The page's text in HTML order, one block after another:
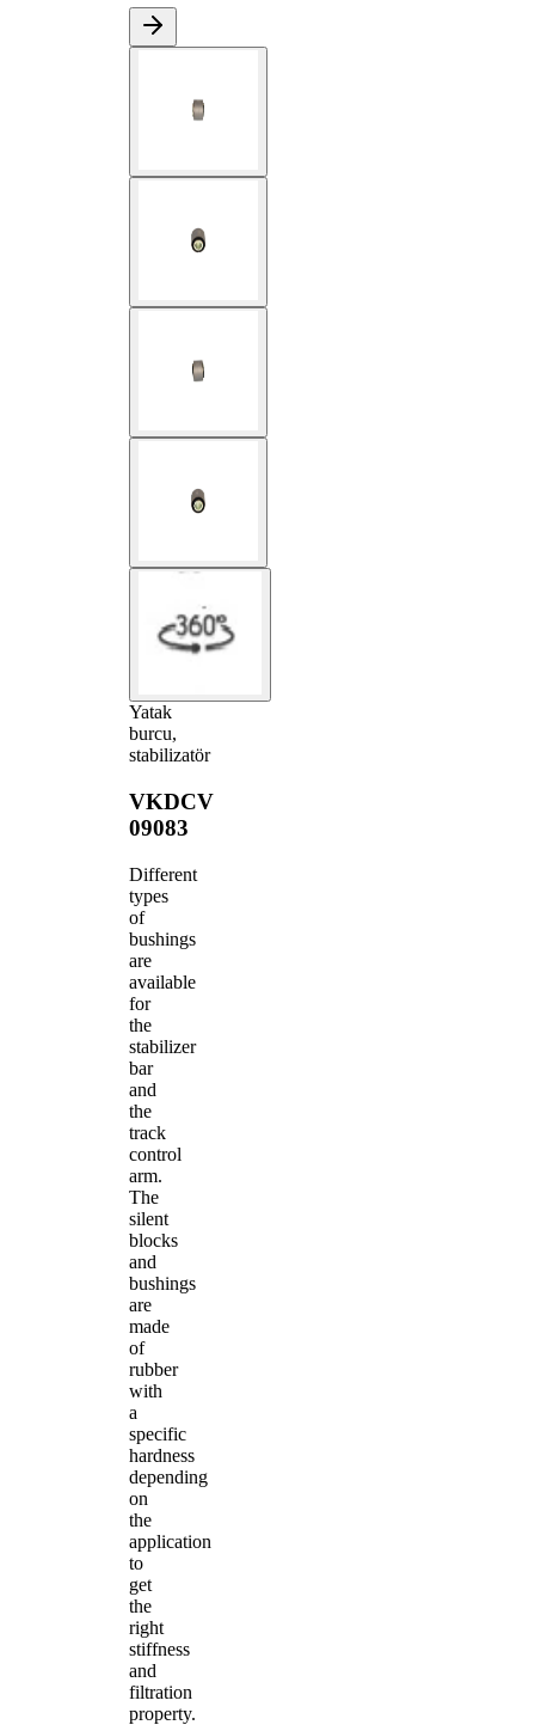
Yatak
burcu,
stabilizatör
VKDCV
09083
Different
types
of
bushings
are
available
for
the
stabilizer
bar
and
the
track
control
arm.
The
silent
blocks
and
bushings
are
made
of
rubber
with
a
specific
hardness
depending
on
the
application
to
get
the
right
stiffness
and
filtration
property.